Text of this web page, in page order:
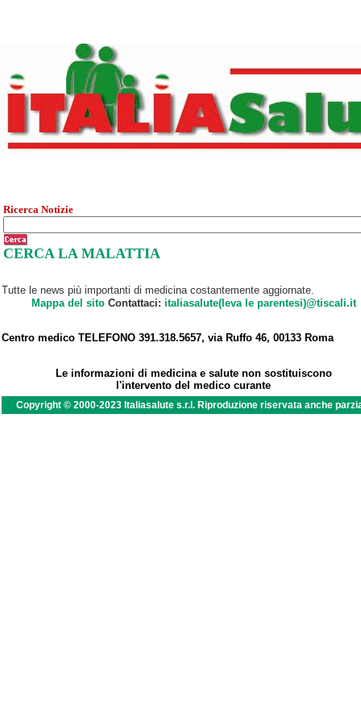
Ricerca Notizie
CERCA LA MALATTIA
Tutte le news più importanti di medicina costantemente aggiornate.
Mappa del sitoContattaci: italiasalute(leva le parentesi)@tiscali.it
Centro medico TELEFONO 391.318.5657, via Ruffo 46, 00133 Roma
Le informazioni di medicina e salute non sostituiscono
l'intervento del medico curante
Copyright © 2000-2023 Italiasalute s.r.l. Riproduzione riservata anche